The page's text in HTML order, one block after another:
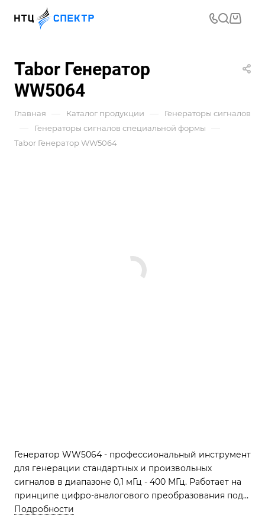
Tabor Генератор
WW5064
Главная — Каталог продукции — Генераторы сигналов
— Генераторы сигналов специальной формы —
Tabor Генератор WW5064
Генератор WW5064 - профессиональный инструмент
для генерации стандартных и произвольных
сигналов в диапазоне 0,1 мГц - 400 МГц. Работает на
принципе цифро-аналогового преобразования под
управлением микропроцессора. Поддерживает
Подробности